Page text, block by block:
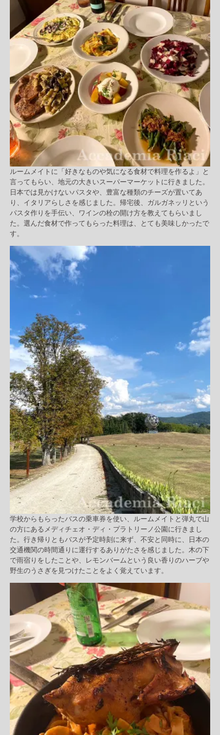
ルームメイトに「好きなものや気になる食材で料理を作るよ」と
言ってもらい、地元の大きいスーパーマーケットに行きました。
日本では見かけないパスタや、豊富な種類のチーズが置いてあ
り、イタリアらしさを感じました。帰宅後、ガルガネッリという
パスタ作りを手伝い、ワインの栓の開け方を教えてもらいまし
た。選んだ食材で作ってもらった料理は、とても美味しかったで
す。
学校からもらったバスの乗車券を使い、ルームメイトと弾丸で山
の方にあるメディチェオ・ディ・プラトリーノ公園に行きまし
た。行き帰りともバスが予定時刻に来ず、不安と同時に、日本の
交通機関の時間通りに運行するありがたさを感じました。木の下
で雨宿りをしたことや、レモンバームという良い香りのハーブや
野生のうさぎを見つけたことをよく覚えています。